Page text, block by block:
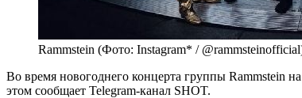
Rammstein (Фото: Instagram* /
Во время новогоднего концерта группы Rammstein
этом сообщает Telegram-канал SHOT.